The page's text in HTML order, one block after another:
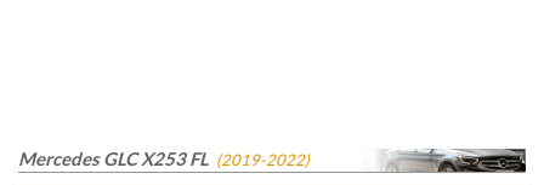
Mercedes GLC X253 FL (2019-2022)